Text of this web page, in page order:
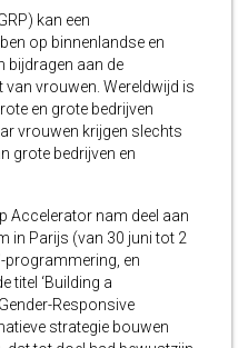
kan een
op binnenlandse en
bijdragen aan de
vrouwen. Wereldwijd is
en grote bedrijven
vrouwen krijgen slechts
grote bedrijven en
Accelerator nam deel aan
in Parijs (van 30 juni tot 2
programmering, en
titel ‘Building a
Responsive
strategie bouwen